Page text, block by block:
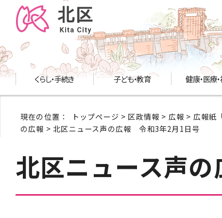
くらし・手続き 子ども・教育 健康・医療
現在の位置： トップページ > 区政情報 > 広報 > 広報紙
の広報 > 北区ニュース声の広報 令和3年2月1日号
北区ニュース声